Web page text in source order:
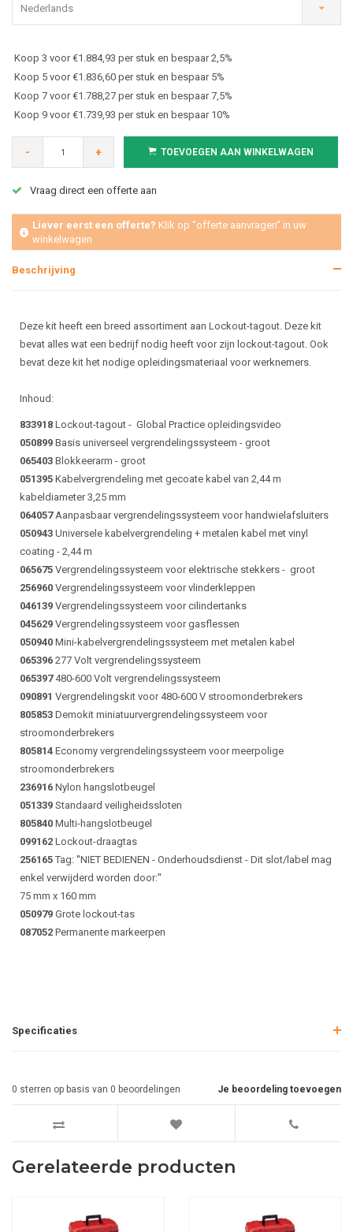
Nederlands
Koop 3 voor €1.884,93 per stuk en bespaar 2,5%
Koop 5 voor €1.836,60 per stuk en bespaar 5%
Koop 7 voor €1.788,27 per stuk en bespaar 7,5%
Koop 9 voor €1.739,93 per stuk en bespaar 10%
- + TOEVOEGEN AAN WINKELWAGEN
Vraag direct een offerte aan
Liever eerst een offerte? Klik op "offerte aanvragen" in uw
winkelwagen
Beschrijving
Deze kit heeft een breed assortiment aan Lockout-tagout. Deze kit
bevat alles wat een bedrijf nodig heeft voor zijn lockout-tagout. Ook
bevat deze kit het nodige opleidingsmateriaal voor werknemers.
Inhoud:
833918 Lockout-tagout - Global Practice opleidingsvideo
050899 Basis universeel vergrendelingssysteem - groot
065403 Blokkeerarm - groot
051395 Kabelvergrendeling met gecoate kabel van 2,44 m
kabeldiameter 3,25 mm
064057Aanpasbaar vergrendelingssysteem voor handwielafsluiters
050943 Universele kabelvergrendeling + metalen kabel met vinyl
coating - 2,44 m
065675 Vergrendelingssysteem voor elektrische stekkers - groot
256960 Vergrendelingssysteem voor vlinderkleppen
046139 Vergrendelingssysteem voor cilindertanks
045629 Vergrendelingssysteem voor gasflessen
050940 Mini-kabelvergrendelingssysteem met metalen kabel
065396 277 Volt vergrendelingssysteem
065397480-600 Volt vergrendelingssysteem
090891 Vergrendelingskit voor 480-600 V stroomonderbrekers
805853 Demokit miniatuurvergrendelingssysteem voor
stroomonderbrekers
805814 Economy vergrendelingssysteem voor meerpolige
stroomonderbrekers
236916 Nylon hangslotbeugel
051339 Standaard veiligheidssloten
805840 Multi-hangslotbeugel
099162 Lockout-draagtas
256165 Tag: ''NIET BEDIENEN - Onderhoudsdienst - Dit slot/label mag
enkel verwijderd worden door:''
75 mm x 160 mm
050979 Grote lockout-tas
087052 Permanente markeerpen
Specificaties
Je beoordeling toevoegen
0 sterren op basis van 0 beoordelingen
Gerelateerde producten